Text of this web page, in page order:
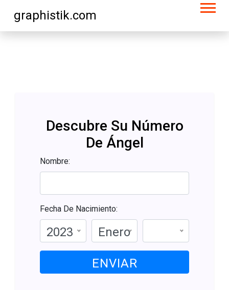
graphistik.com
Descubre Su Número
De Ángel
Nombre:
Fecha De Nacimiento:
2023 Enero
ENVIAR